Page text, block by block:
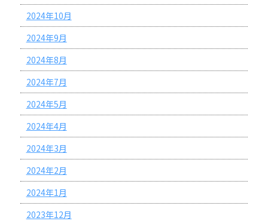
2024年10月
2024年9月
2024年8月
2024年7月
2024年5月
2024年4月
2024年3月
2024年2月
2024年1月
2023年12月